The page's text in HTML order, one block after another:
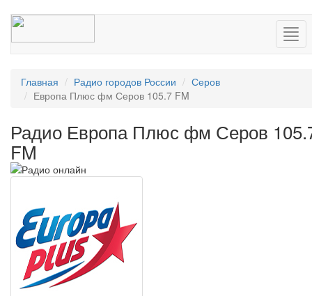
Главная Радио городов России
Серов
Европа Плюс фм Серов 105.7 FM
Радио Европа Плюс фм Серов
FM